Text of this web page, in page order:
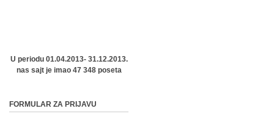
U periodu 01.04.2013- 31.12.2013.
nas sajt je imao 47 348 poseta
FORMULAR ZA PRIJAVU